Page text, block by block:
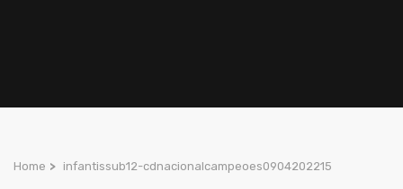
Home > infantissub12-cdnacionalcampeoes0904202215